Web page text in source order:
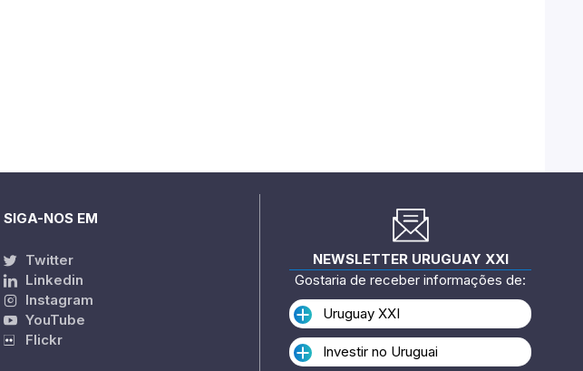
SIGA-NOS EM
Twitter
Linkedin
Instagram
YouTube
Flickr
NEWSLETTER URUGUAY XXI
Gostaria de receber informações de:
Uruguay XXI
Investir no Uruguai